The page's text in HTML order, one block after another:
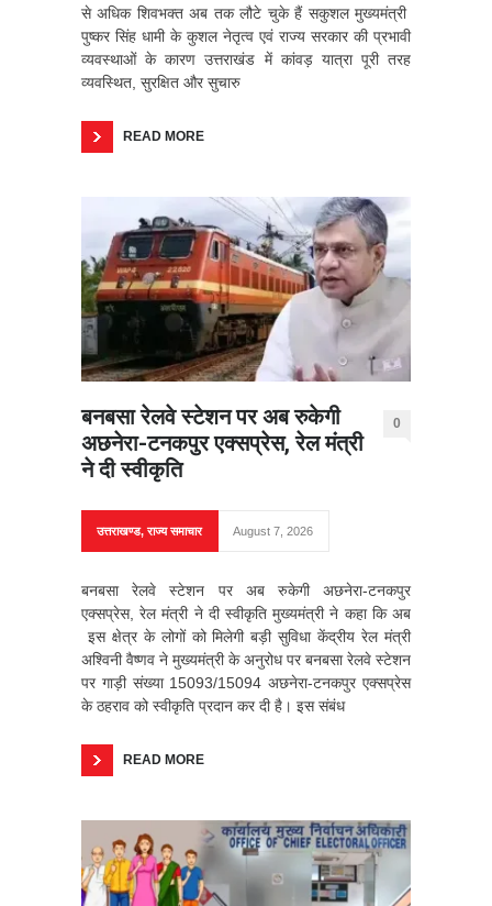
से अधिक शिवभक्त अब तक लौटे चुके हैं सकुशल मुख्यमंत्री
पुष्कर सिंह धामी के कुशल नेतृत्व एवं राज्य सरकार की प्रभावी
व्यवस्थाओं के कारण उत्तराखंड में कांवड़ यात्रा पूरी तरह
व्यवस्थित, सुरक्षित और सुचारु
READ MORE
बनबसा रेलवे स्टेशन पर अब रुकेगी
अछनेरा-टनकपुर एक्सप्रेस, रेल मंत्री
ने दी स्वीकृति
0
उत्तराखण्ड,राज्य समाचार August 7, 2026
बनबसा रेलवे स्टेशन पर अब रुकेगी अछनेरा-टनकपुर
एक्सप्रेस, रेल मंत्री ने दी स्वीकृति मुख्यमंत्री ने कहा कि अब
इस क्षेत्र के लोगों को मिलेगी बड़ी सुविधा केंद्रीय रेल मंत्री
अश्विनी वैष्णव ने मुख्यमंत्री के अनुरोध पर बनबसा रेलवे स्टेशन
पर गाड़ी संख्या 15093/15094 अछनेरा-टनकपुर एक्सप्रेस
के ठहराव को स्वीकृति प्रदान कर दी है। इस संबंध
READ MORE